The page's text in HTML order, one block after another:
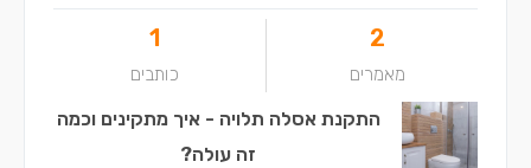
2
מאמרים
1
כותבים
התקנת אסלה תלויה - איך מתקינים וכמה
זה עולה?